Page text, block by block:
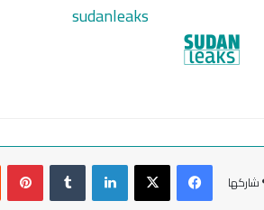
sudanleaks
شاركها
فيسبوك لينكدإن